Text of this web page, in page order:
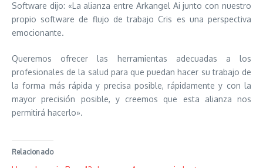
Software dijo: «La alianza entre Arkangel Ai junto con nuestro
propio software de flujo de trabajo Cris es una perspectiva
emocionante.
Queremos ofrecer las herramientas adecuadas a los
profesionales de la salud para que puedan hacer su trabajo de
la forma más rápida y precisa posible, rápidamente y con la
mayor precisión posible, y creemos que esta alianza nos
permitirá hacerlo».
Relacionado